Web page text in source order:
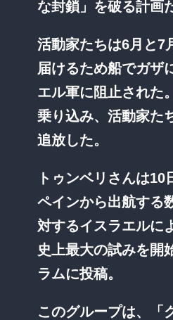
な封鎖」を破る計画
活動家たちは6月と7
届けるため船でガザ
エル軍に阻止された
乗り込み、活動家た
追放した。
トゥンベリさんは
ペインから出航する
対するイスラエルに
史上最大の試みを開
ラムに投稿。
このグループは、「